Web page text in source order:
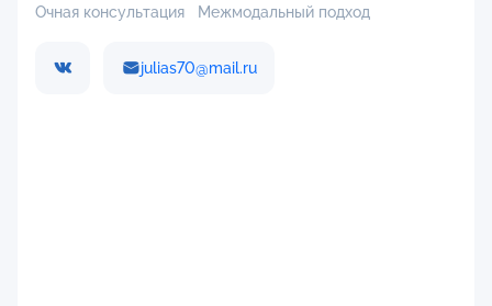
Очная консультация
Межмодальный подход
julias70@mail.ru